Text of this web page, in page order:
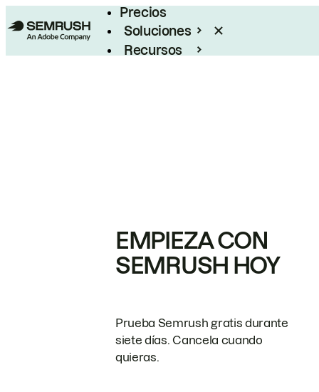
Precios
Soluciones
Recursos
EMPIEZA CON
SEMRUSH HOY
Prueba Semrush gratis durante
siete días. Cancela cuando
quieras.